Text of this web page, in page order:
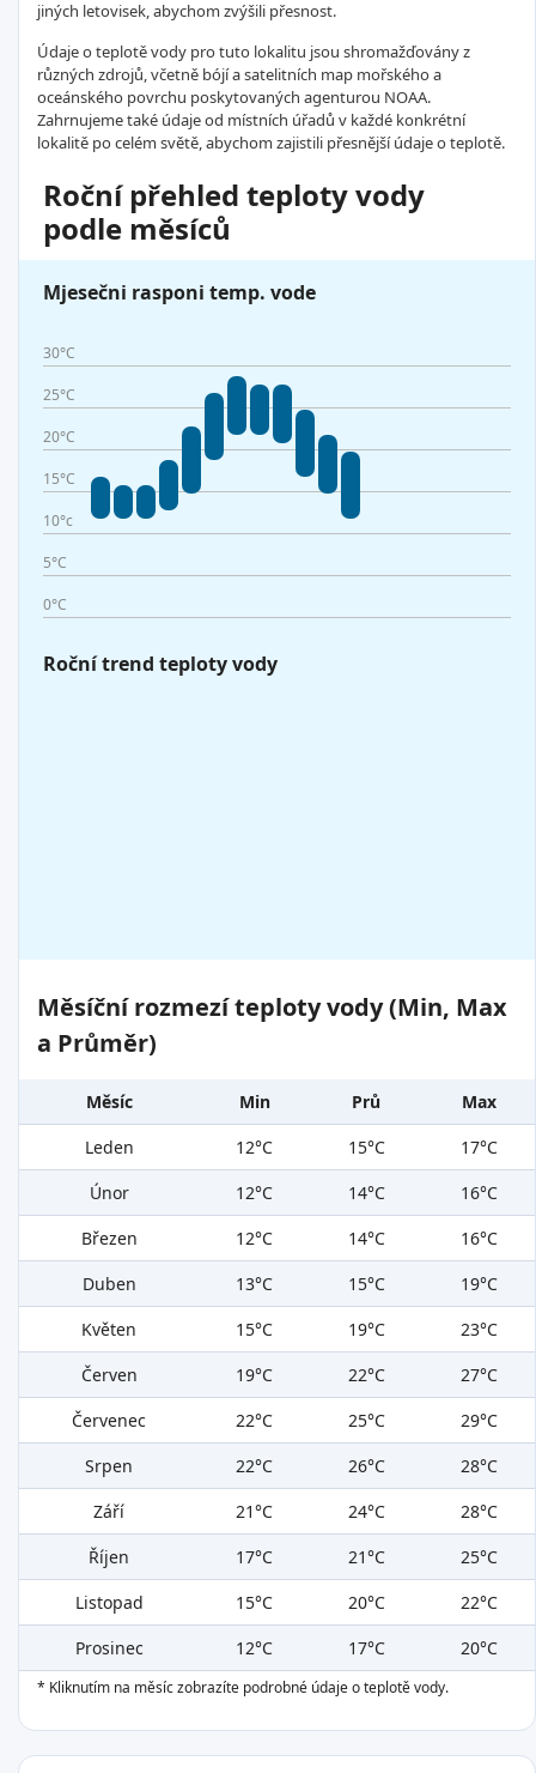
jiných letovisek, abychom zvýšili přesnost.
Údaje o teplotě vody pro tuto lokalitu jsou shromažďovány z
různých zdrojů, včetně bójí a satelitních map mořského a
oceánského povrchu poskytovaných agenturou NOAA.
Zahrnujeme také údaje od místních úřadů v každé konkrétní
lokalitě po celém světě, abychom zajistili přesnější údaje o teplotě.
Roční přehled teploty vody
podle měsíců
Mjesečni rasponi temp. vode
30°C
25°C
20°C
15°C
10°c
5°C
0°C
Roční trend teploty vody
Měsíční rozmezí teploty vody (Min, Max
a Průměr)
Měsíc Min Prů
Max
Leden
12°C 15°C
17°C
Únor
12°C 14°C
16°C
Březen
12°C 14°C
16°C
Duben
13°C 15°C
19°C
Květen
15°C 19°C
23°C
Červen
19°C 22°C
27°C
Červenec
22°C 25°C
29°C
Srpen
22°C 26°C
28°C
Září
21°C 24°C
28°C
Říjen
17°C 21°C
25°C
Listopad
15°C 20°C
22°C
Prosinec
12°C 17°C 20°C
* Kliknutím na měsíc zobrazíte podrobné údaje o teplotě vody.